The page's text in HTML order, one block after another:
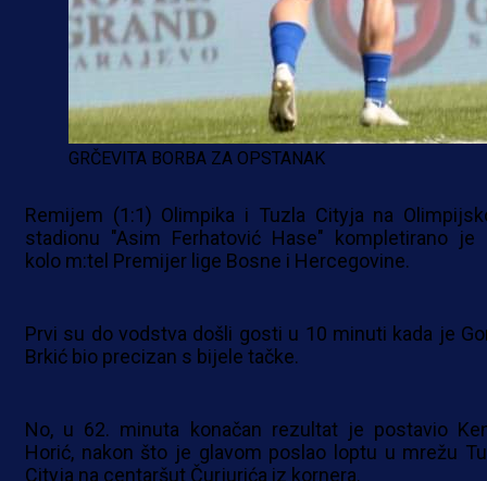
GRČEVITA BORBA ZA OPSTANAK
Remijem (1:1) Olimpika i Tuzla Cityja na
stadionu "Asim Ferhatović Hase" kompletirano je
kolo m:tel Premijer lige Bosne i Hercegovine.
Prvi su do vodstva došli gosti u 10 minuti kada je
Brkić bio precizan s bijele tačke.
No, u 62. minuta konačan rezultat je postavio
Horić, nakon što je glavom poslao loptu u mrežu
Cityja na centaršut Čurjurića iz kornera.